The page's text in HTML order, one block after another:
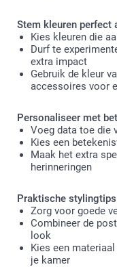
Stem kleuren perfect
Kies kleuren die
Durf te
extra impact
Gebruik de kleur
accessoires voor
Personaliseer met
Voeg data toe die
Kies een
Maak het extra
herinneringen
Praktische stylingtips
Zorg voor goede
Combineer de
look
Kies een
je kamer